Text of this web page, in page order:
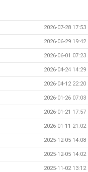
2026-07-28 17:53
2026-06-29 19:42
2026-06-01 07:23
2026-04-24 14:29
2026-04-12 22:20
2026-01-26 07:03
2026-01-21 17:57
2026-01-11 21:02
2025-12-05 14:08
2025-12-05 14:02
2025-11-02 13:12